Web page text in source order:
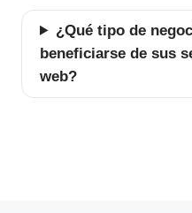
¿Qué tipo de
beneficiarse de sus
web?